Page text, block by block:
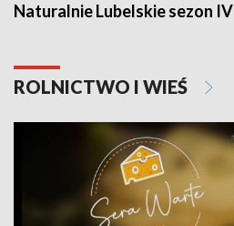
Naturalnie Lubelskie sezon IV
ROLNICTWO I WIEŚ